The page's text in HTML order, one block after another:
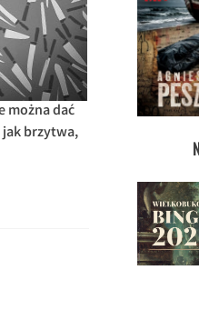
można dać
jak brzytwa,